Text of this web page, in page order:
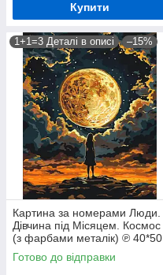
Купити
1+1=3 Деталі в описі –15%
Картина за номерами Люди.
Дівчина під Місяцем. Космос
(з фарбами металік) ℗ 40*50
см Орігамі LW 3401
Готово до відправки